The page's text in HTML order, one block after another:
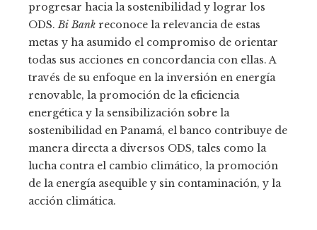
progresar hacia la sostenibilidad y lograr los
ODS.Bi Bank reconoce la relevancia de estas
metas y ha asumido el compromiso de orientar
todas sus acciones en concordancia con ellas. A
través de su enfoque en la inversión en energía
renovable, la promoción de la eficiencia
energética y la sensibilización sobre la
sostenibilidad en Panamá, el banco contribuye de
manera directa a diversos ODS, tales como la
lucha contra el cambio climático, la promoción
de la energía asequible y sin contaminación, y la
acción climática.